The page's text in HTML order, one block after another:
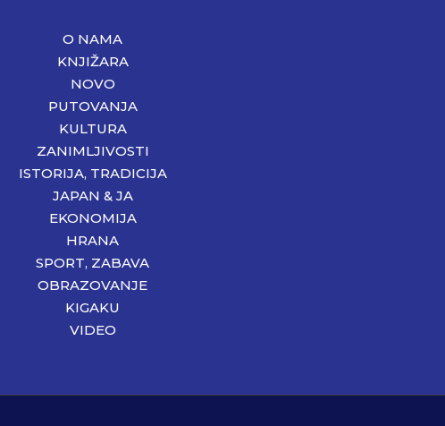
O NAMA
KNJIŽARA
NOVO
PUTOVANJA
KULTURA
ZANIMLJIVOSTI
ISTORIJA, TRADICIJA
JAPAN & JA
EKONOMIJA
HRANA
SPORT, ZABAVA
OBRAZOVANJE
KIGAKU
VIDEO